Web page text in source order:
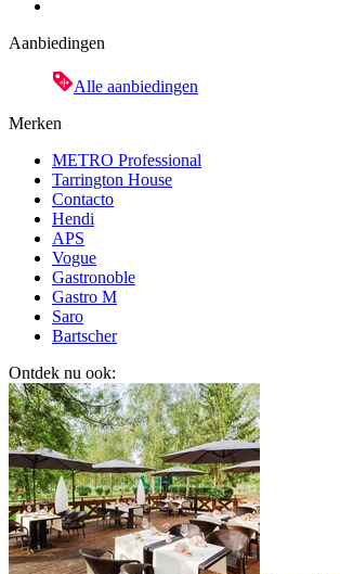
Aanbiedingen
Alle aanbiedingen
Merken
METRO Professional
Tarrington House
Contacto
Hendi
APS
Vogue
Gastronoble
Gastro M
Saro
Bartscher
Ontdek nu ook: